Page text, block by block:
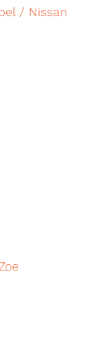
/ Nissan